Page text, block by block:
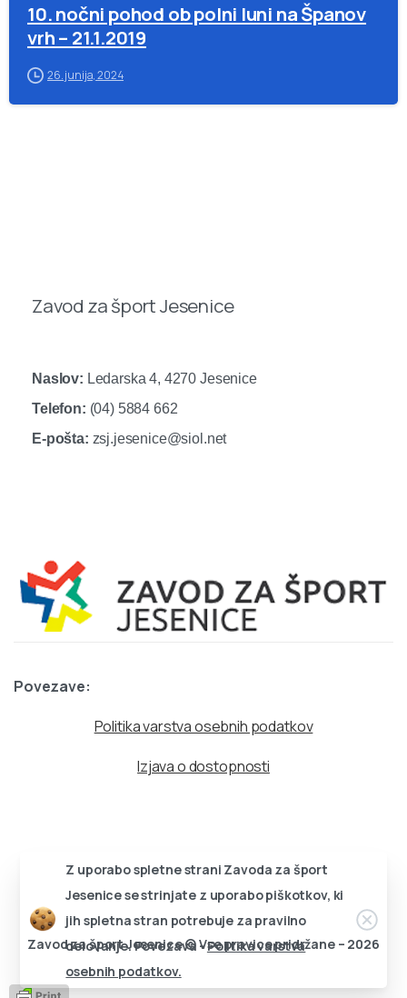
10. nočni pohod ob polni luni na Španov
vrh – 21.1.2019
26. junija, 2024
Zavod za šport Jesenice
Naslov: Ledarska 4, 4270 Jesenice
Telefon: (04) 5884 662
E-pošta: zsj.jesenice@siol.net
Povezave:
Politika varstva osebnih podatkov
Izjava o dostopnosti
Zavod za šport Jesenice © Vse pravice pridržane – 2026
Z uporabo spletne strani Zavoda za šport
Jesenice se strinjate z uporabo piškotkov, ki
jih spletna stran potrebuje za pravilno
delovanje. Povezava -Politika varstva
osebnih podatkov.
Zapri